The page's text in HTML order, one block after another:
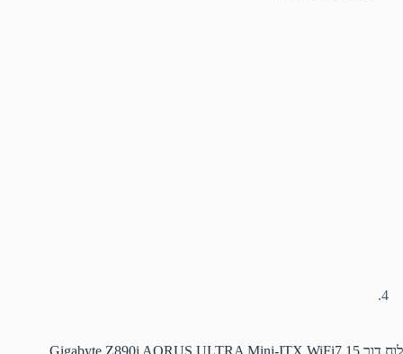
לוח דור 15 Gigabyte Z890i AORUS ULTRA Mini-ITX WiFi7